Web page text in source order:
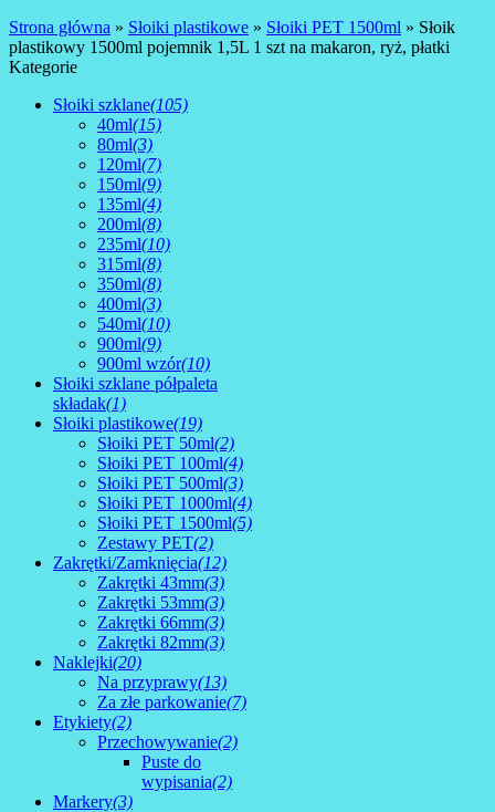
Strona główna » Słoiki plastikowe » Słoiki PET 1500ml » Słoik
plastikowy 1500ml pojemnik 1,5L 1 szt na makaron, ryż, płatki
Kategorie
Słoiki szklane(105)
40ml(15)
80ml(3)
120ml(7)
150ml(9)
135ml(4)
200ml(8)
235ml(10)
315ml(8)
350ml(8)
400ml(3)
540ml(10)
900ml(9)
900ml wzór(10)
Słoiki szklane półpaleta
składak(1)
Słoiki plastikowe(19)
Słoiki PET 50ml(2)
Słoiki PET 100ml(4)
Słoiki PET 500ml(3)
Słoiki PET 1000ml(4)
Słoiki PET 1500ml(5)
Zestawy PET(2)
Zakrętki/Zamknięcia(12)
Zakrętki 43mm(3)
Zakrętki 53mm(3)
Zakrętki 66mm(3)
Zakrętki 82mm(3)
Naklejki(20)
Na przyprawy(13)
Za złe parkowanie(7)
Etykiety(2)
Przechowywanie(2)
Puste do
wypisania(2)
Markery(3)